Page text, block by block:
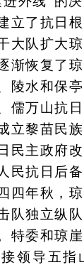
立了抗日
大队扩大
渐恢复了
陵水和保
儒万山抗
立黎苗民
民主政府
民抗日后
四年秋，
队独立纵
特委和琼
领导五指